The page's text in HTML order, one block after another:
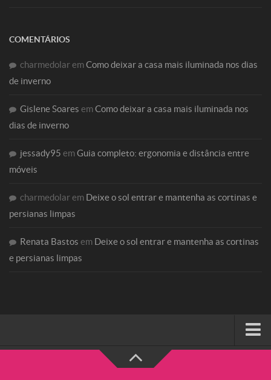
COMENTÁRIOS
charmedolaremComo deixar a casa mais iluminada nos dias
de inverno
Gislene Soares emComo deixar a casa mais iluminada nos
dias de inverno
jessady95 emGuia completo: ergonomia e distância entre
móveis
charmedolarem Deixe o sol entrar e mantenha as cortinas e
persianas limpas
Renata Bastos em Deixe o sol entrar e mantenha as cortinas
e persianas limpas